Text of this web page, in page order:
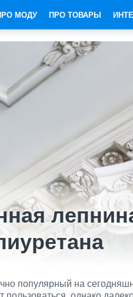
МОДУ ПРО ТОВАРЫ
популярный на